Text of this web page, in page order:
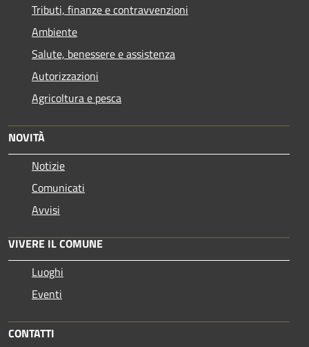
Tributi, finanze e contravvenzioni
Ambiente
Salute, benessere e assistenza
Autorizzazioni
Agricoltura e pesca
NOVITÀ
Notizie
Comunicati
Avvisi
VIVERE IL COMUNE
Luoghi
Eventi
CONTATTI